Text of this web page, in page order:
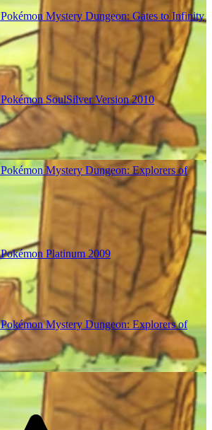
Pokémon Mystery Dungeon: Gates to Infinity
Pokémon SoulSilver Version2010
Pokémon Mystery Dungeon: Explorers of
Pokémon Platinum 2009
Pokémon Mystery Dungeon: Explorers of